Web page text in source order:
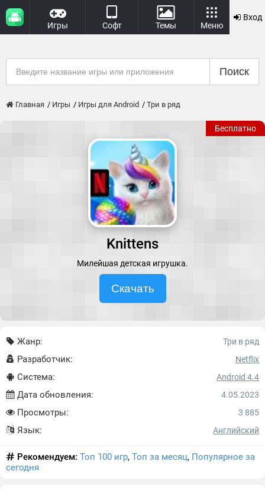
Игры Софт Темы Меню
Вход
Поиск
Главная Игры Игры для Android Три в ряд
Бесплатно
Knittens
Милейшая детская игрушка.
Скачать
Жанр: Три в ряд
Разработчик: Netflix
Система: Android 4.4
Дата обновления: 4.05.2023
Просмотры: 3 885
Язык: Английский
Рекомендуем: Топ 100 игр, Топ за месяц, Популярное за
сегодня